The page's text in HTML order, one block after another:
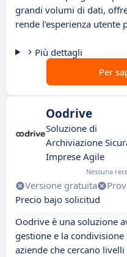
grandi volumi di dati,
rende l'esperienza utente
Più dettagli
Per
Oodrive
Soluzione di
Archiviazione
Imprese Agile
Nessuna
Versione gratuita
Precio bajo solicitud
Oodrive è una soluzione
gestione e la
aziende che cercano